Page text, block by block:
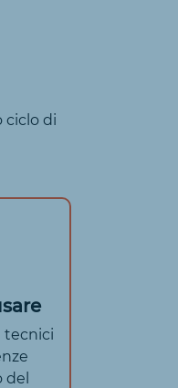
ciclo di
tecnici